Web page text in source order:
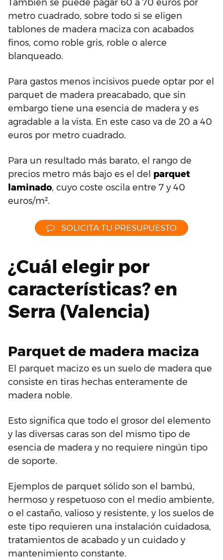
También se puede pagar 60 a 70 euros por
metro cuadrado, sobre todo si se eligen
tablones de madera maciza con acabados
finos, como roble gris, roble o alerce
blanqueado.
Para gastos menos incisivos puede optar por el
parquet de madera preacabado, que sin
embargo tiene una esencia de madera y es
agradable a la vista. En este caso va de 20 a 40
euros por metro cuadrado.
Para un resultado más barato, el rango de
precios metro más bajo es el del parquet
laminado, cuyo coste oscila entre 7 y 40
euros/m².
SOLICITA TU PRESUPUESTO
¿Cuál elegir por
características? en
Serra (Valencia)
Parquet de madera maciza
El parquet macizo es un suelo de madera que
consiste en tiras hechas enteramente de
madera noble.
Esto significa que todo el grosor del elemento
y las diversas caras son del mismo tipo de
esencia de madera y no requiere ningún tipo
de soporte.
Ejemplos de parquet sólido son el bambú,
hermoso y respetuoso con el medio ambiente,
o el castaño, valioso y resistente, y los suelos de
este tipo requieren una instalación cuidadosa,
tratamientos de acabado y un cuidado y
mantenimiento constante.